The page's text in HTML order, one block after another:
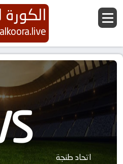
اتحاد طنجة